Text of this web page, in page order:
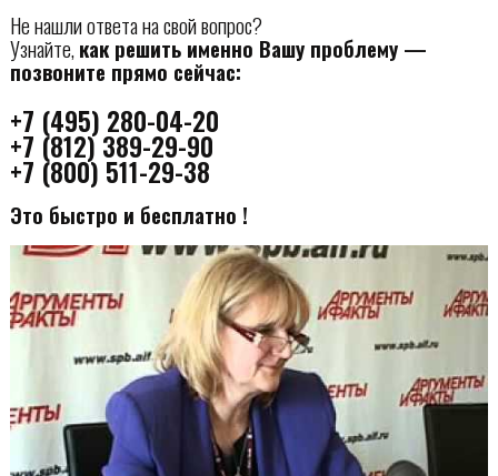
Не нашли ответа на свой вопрос?
Узнайте,как решить именно Вашу проблему —
позвоните прямо сейчас:
+7 (495) 280-04-20
+7 (812) 389-29-90
+7 (800) 511-29-38
Это быстро и бесплатно !